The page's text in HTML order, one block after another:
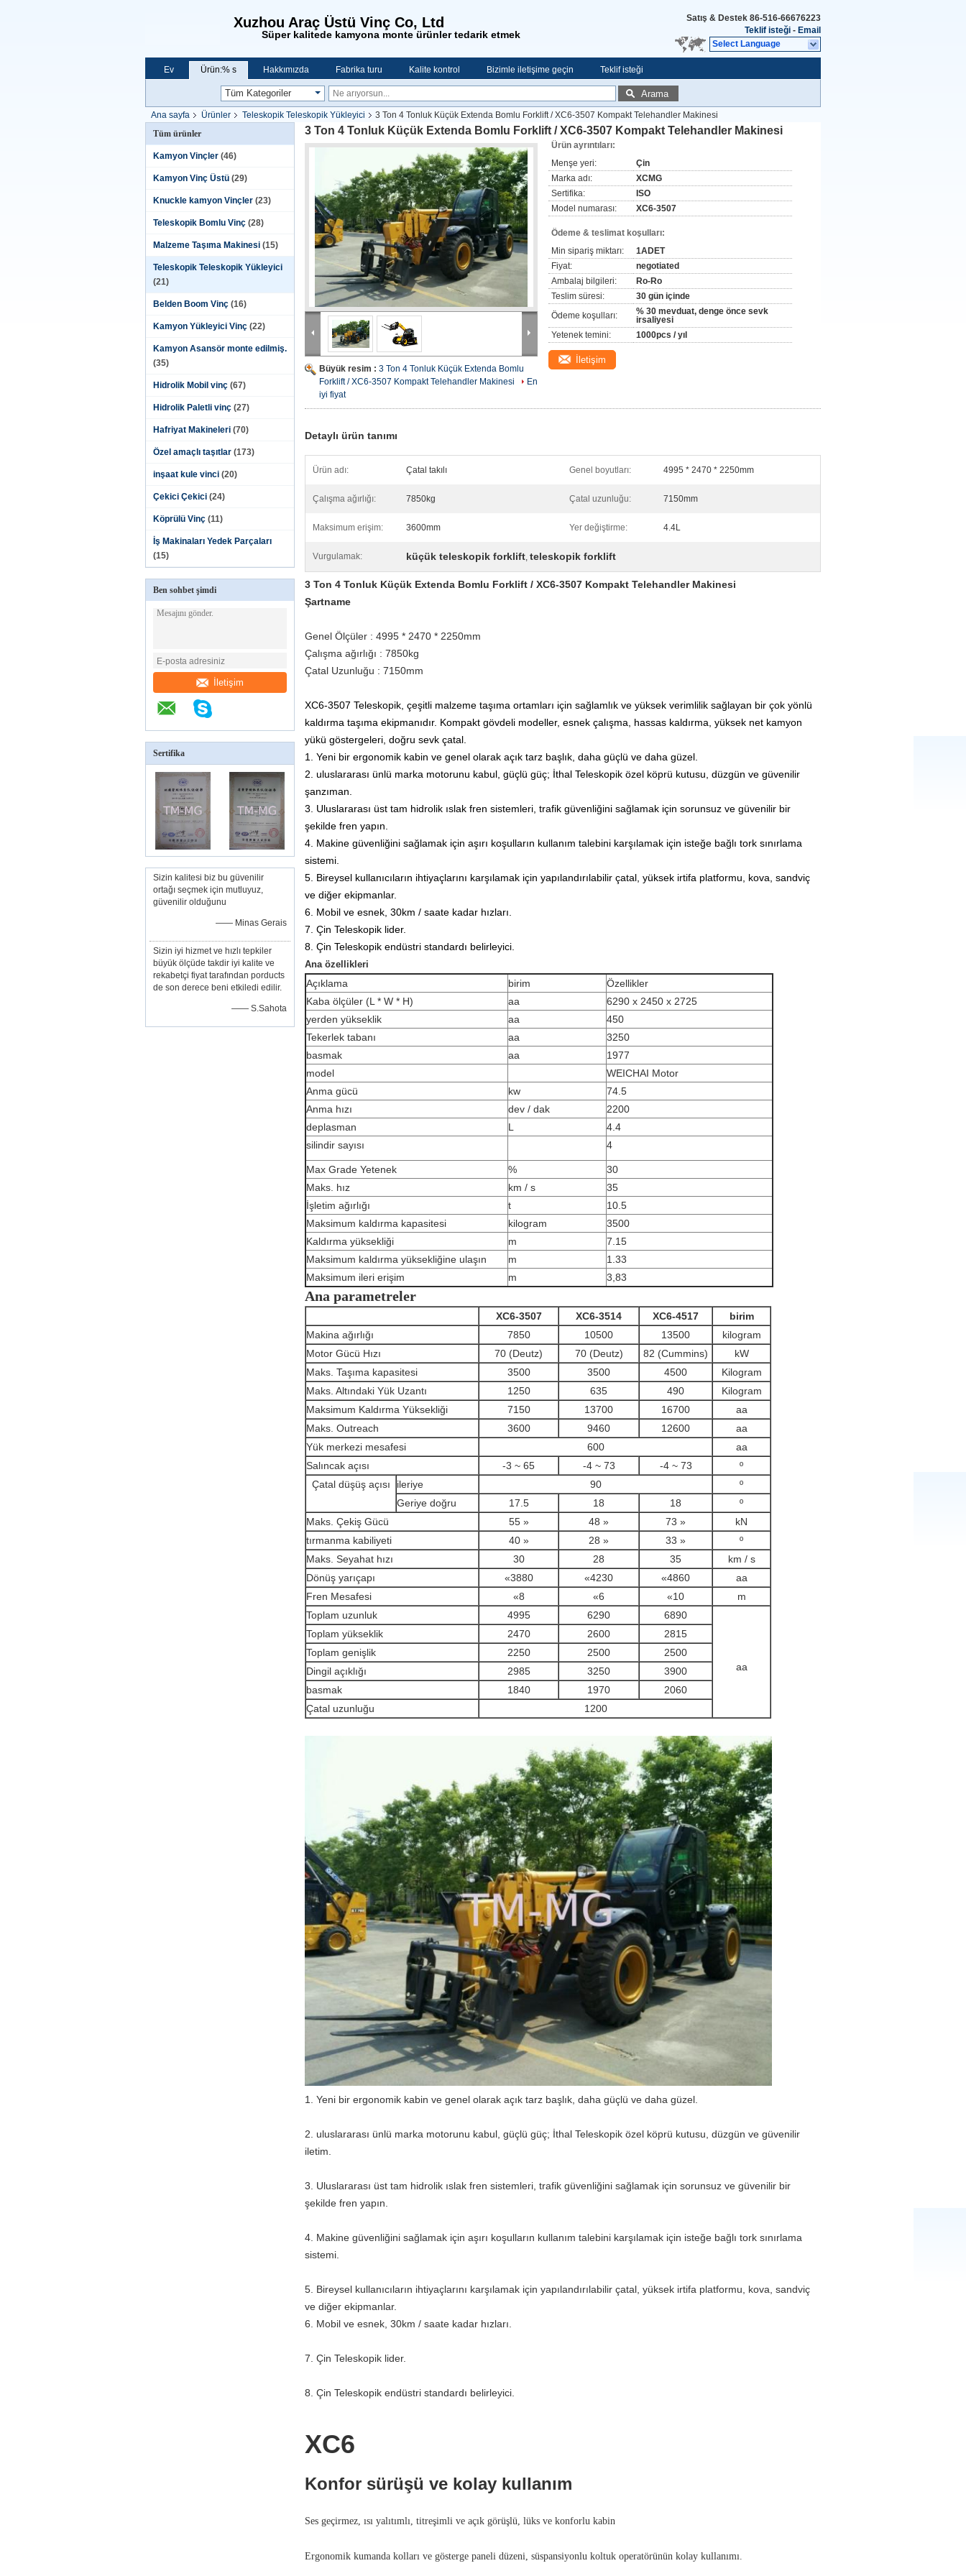
Xuzhou Araç Üstü Vinç Co, Ltd
Süper kalitede kamyona monte ürünler tedarik etmek
Satış & Destek 86-516-66676223
Teklif isteği - Email
Select Language
Ev Ürün:% s Hakkımızda Fabrika turu Kalite kontrol Bizimle iletişime geçin Teklif isteği
Arama
Ana sayfa Ürünler Teleskopik Teleskopik Yükleyici
3 Ton 4 Tonluk Küçük Extenda Bomlu Forklift / XC6-3507 Kompakt Telehandler Makinesi
Tüm ürünler
Kamyon Vinçler (46)
Kamyon Vinç Üstü (29)
Knuckle kamyon Vinçler (23)
Teleskopik Bomlu Vinç (28)
Malzeme Taşıma Makinesi (15)
Teleskopik Teleskopik Yükleyici
(21)
Belden Boom Vinç (16)
Kamyon Yükleyici Vinç (22)
Kamyon Asansör monte edilmiş.
(35)
Hidrolik Mobil vinç (67)
Hidrolik Paletli vinç (27)
Hafriyat Makineleri (70)
Özel amaçlı taşıtlar (173)
inşaat kule vinci (20)
Çekici Çekici (24)
Köprülü Vinç (11)
İş Makinaları Yedek Parçaları
(15)
Ben sohbet şimdi
İletişim
Sertifika
Sizin kalitesi biz bu güvenilir
ortağı seçmek için mutluyuz,
güvenilir olduğunu
—— Minas Gerais
Sizin iyi hizmet ve hızlı tepkiler
büyük ölçüde takdir iyi kalite ve
rekabetçi fiyat tarafından porducts
de son derece beni etkiledi edilir.
—— S.Sahota
3 Ton 4 Tonluk Küçük Extenda Bomlu Forklift / XC6-3507 Kompakt Telehandler Makinesi
Büyük resim : 3 Ton 4 Tonluk Küçük Extenda Bomlu
Forklift / XC6-3507 Kompakt Telehandler Makinesi
En
iyi fiyat
Ürün ayrıntıları:
Menşe yeri:
Çin
Marka adı:
XCMG
Sertifika:
ISO
Model numarası:
XC6-3507
Ödeme & teslimat koşulları:
Min sipariş miktarı:
1ADET
Fiyat:
negotiated
Ambalaj bilgileri:
Ro-Ro
Teslim süresi:
30 gün içinde
Ödeme koşulları:
% 30 mevduat, denge önce sevk
irsaliyesi
Yetenek temini:
1000pcs / yıl
İletişim
Detaylı ürün tanımı
Ürün adı: Çatal takılı Genel boyutları: 4995 * 2470 * 2250mm
Çalışma ağırlığı: 7850kg Çatal uzunluğu: 7150mm
Maksimum erişim: 3600mm Yer değiştirme: 4.4L
Vurgulamak: küçük teleskopik forklift, teleskopik forklift
3 Ton 4 Tonluk Küçük Extenda Bomlu Forklift / XC6-3507 Kompakt Telehandler Makinesi
Şartname
Genel Ölçüler : 4995 * 2470 * 2250mm
Çalışma ağırlığı : 7850kg
Çatal Uzunluğu : 7150mm
XC6-3507 Teleskopik, çeşitli malzeme taşıma ortamları için sağlamlık ve yüksek verimlilik sağlayan bir çok yönlü
kaldırma taşıma ekipmanıdır. Kompakt gövdeli modeller, esnek çalışma, hassas kaldırma, yüksek net kamyon
yükü göstergeleri, doğru sevk çatal.
1. Yeni bir ergonomik kabin ve genel olarak açık tarz başlık, daha güçlü ve daha güzel.
2. uluslararası ünlü marka motorunu kabul, güçlü güç; İthal Teleskopik özel köprü kutusu, düzgün ve güvenilir
şanzıman.
3. Uluslararası üst tam hidrolik ıslak fren sistemleri, trafik güvenliğini sağlamak için sorunsuz ve güvenilir bir
şekilde fren yapın.
4. Makine güvenliğini sağlamak için aşırı koşulların kullanım talebini karşılamak için isteğe bağlı tork sınırlama
sistemi.
5. Bireysel kullanıcıların ihtiyaçlarını karşılamak için yapılandırılabilir çatal, yüksek irtifa platformu, kova, sandviç
ve diğer ekipmanlar.
6. Mobil ve esnek, 30km / saate kadar hızları.
7. Çin Teleskopik lider.
8. Çin Teleskopik endüstri standardı belirleyici.
Ana özellikleri
Açıklama birim
Özellikler
Kaba ölçüler (L * W * H)
aa
6290 x 2450 x 2725
yerden yükseklik
aa
450
Tekerlek tabanı
aa
3250
basmak
aa
1977
model
WEICHAI Motor
Anma gücü
kw
74.5
Anma hızı
dev / dak
2200
deplasman
L
4.4
silindir sayısı
4
Max Grade Yetenek %
30
Maks. hız km / s
35
İşletim ağırlığı
t
10.5
Maksimum kaldırma kapasitesi
kilogram
3500
Kaldırma yüksekliği
m
7.15
Maksimum kaldırma yüksekliğine ulaşın
m
1.33
Maksimum ileri erişim
m 3,83
Ana parametreler
XC6-3507 XC6-3514 XC6-4517
birim
Makina ağırlığı
7850 10500 13500
kilogram
Motor Gücü Hızı
70 (Deutz) 70 (Deutz) 82 (Cummins)
kW
Maks. Taşıma kapasitesi
3500 3500 4500
Kilogram
Maks. Altındaki Yük Uzantı
1250 635 490
Kilogram
Maksimum Kaldırma Yüksekliği
7150 13700 16700
aa
Maks. Outreach
3600 9460 12600
aa
Yük merkezi mesafesi
600
aa
Salıncak açısı
-3 ~ 65 -4 ~ 73 -4 ~ 73
º
Çatal düşüş açısı
ileriye 90
º
Geriye doğru
17.5 18 18
º
Maks. Çekiş Gücü
55 » 48 » 73 »
kN
tırmanma kabiliyeti
40 » 28 » 33 »
º
Maks. Seyahat hızı
30 28 35
km / s
Dönüş yarıçapı
«3880 «4230 «4860
aa
Fren Mesafesi
«8 «6 «10
m
Toplam uzunluk
4995 6290 6890
aa
Toplam yükseklik 2470 2600
2815
Toplam genişlik
2250 2500
2500
Dingil açıklığı
2985 3250
3900
basmak
1840 1970
2060
Çatal uzunluğu
1200
1. Yeni bir ergonomik kabin ve genel olarak açık tarz başlık, daha güçlü ve daha güzel.
2. uluslararası ünlü marka motorunu kabul, güçlü güç; İthal Teleskopik özel köprü kutusu, düzgün ve güvenilir
iletim.
3. Uluslararası üst tam hidrolik ıslak fren sistemleri, trafik güvenliğini sağlamak için sorunsuz ve güvenilir bir
şekilde fren yapın.
4. Makine güvenliğini sağlamak için aşırı koşulların kullanım talebini karşılamak için isteğe bağlı tork sınırlama
sistemi.
5. Bireysel kullanıcıların ihtiyaçlarını karşılamak için yapılandırılabilir çatal, yüksek irtifa platformu, kova, sandviç
ve diğer ekipmanlar.
6. Mobil ve esnek, 30km / saate kadar hızları.
7. Çin Teleskopik lider.
8. Çin Teleskopik endüstri standardı belirleyici.
XC6
Konfor sürüşü ve kolay kullanım
Ses geçirmez, ısı yalıtımlı, titreşimli ve açık görüşlü, lüks ve konforlu kabin
Ergonomik kumanda kolları ve gösterge paneli düzeni, süspansiyonlu koltuk operatörünün kolay kullanımı.